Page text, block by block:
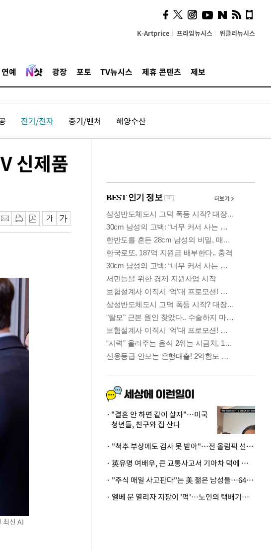
K-Artprice 프라임뉴시스 위클리뉴시스
연예 광장 포토 TV뉴시스 제휴 콘텐츠 제보
전기/전자 중기/벤처 해양수산
신제품
최신 AI
사이 해답 찾았죠"…알을
깨고 나온 '초자아'
"결혼 안 하면 같이 살자"…미국
청년들, 친구와 집 산다
· "척추 부상에도 검사 못 받아"…전 올림픽 선수, 美봅슬레이협회 상대 소송
· 英유명 여배우, 큰 교통사고서 기아차 덕에 살았다
· "주식 매일 사고판다"는 美 젊은 남성들…64%가 "나는 인생의 패배자“
· 엘베 문 열리자 지팡이 '퍽'…노인의 택배기사 폭행 이유